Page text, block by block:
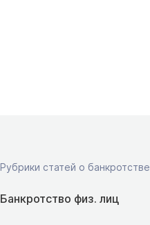
Рубрики статей о банкротстве
Банкротство физ. лиц